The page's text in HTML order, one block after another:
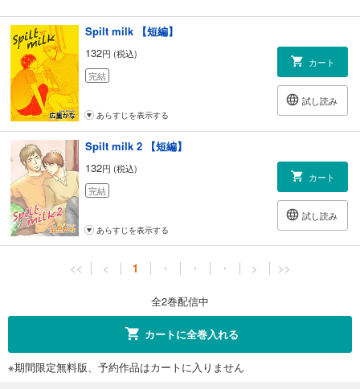
Spilt milk 【短編】
132円 (税込)
完結
カート
試し読み
あらすじを表示する
Spilt milk 2 【短編】
132円 (税込)
完結
カート
試し読み
あらすじを表示する
<< < 1 ・ ・ ・ > >>
全2巻配信中
カートに全巻入れる
※期間限定無料版、予約作品はカートに入りません